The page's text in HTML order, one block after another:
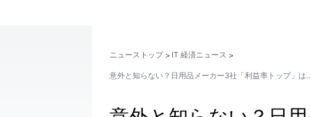
ニューストップ > IT 経済ニュース >
意外と知らない？日用品メーカー3社「利益率トップ」は…